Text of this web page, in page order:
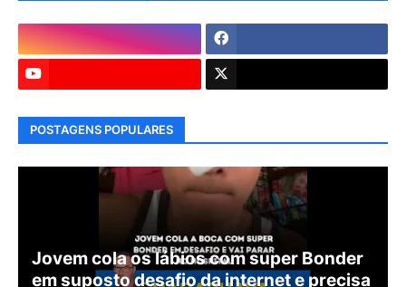
POSTAGENS POPULARES
Jovem cola os lábios com super Bonder
em suposto desafio da internet e precisa